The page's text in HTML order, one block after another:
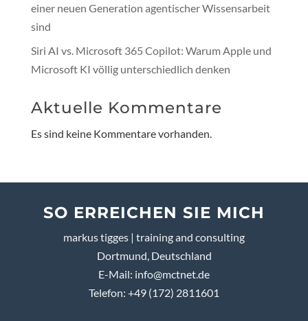
einer neuen Generation agentischer Wissensarbeit
sind
Siri AI vs. Microsoft 365 Copilot: Warum Apple und
Microsoft KI völlig unterschiedlich denken
Aktuelle Kommentare
Es sind keine Kommentare vorhanden.
SO ERREICHEN SIE MICH
markus tigges | training and consulting
Dortmund, Deutschland
E-Mail: info@mctnet.de
Telefon: +49 (172) 2811601